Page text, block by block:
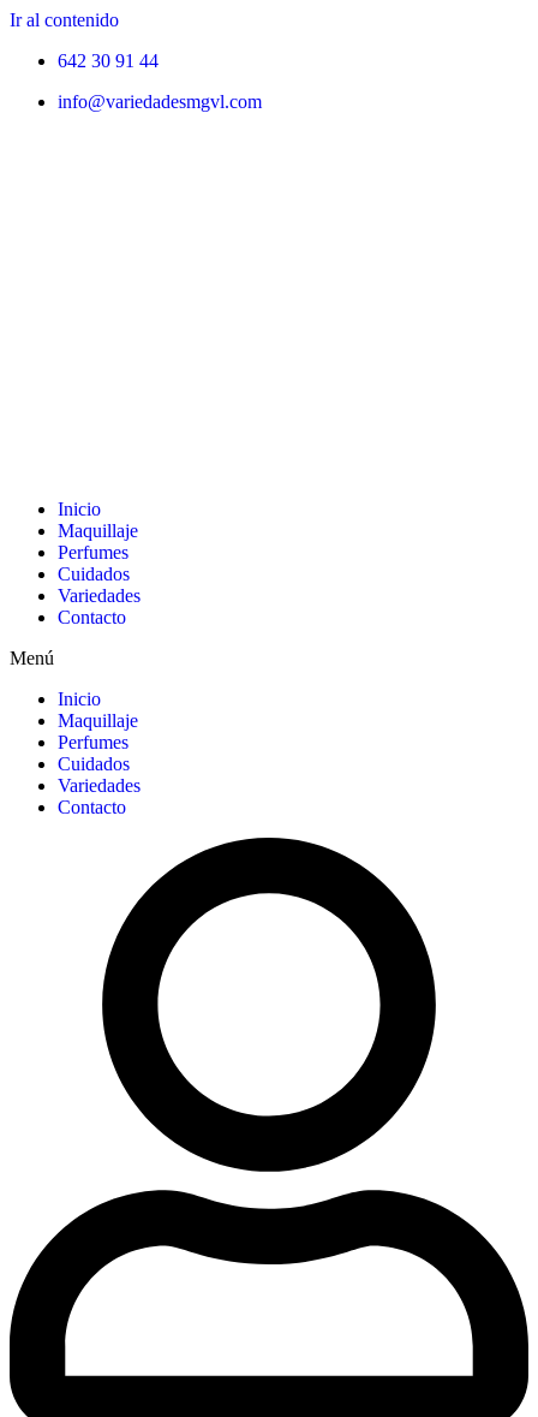
Ir al contenido
642 30 91 44
info@variedadesmgvl.com
Inicio
Maquillaje
Perfumes
Cuidados
Variedades
Contacto
Menú
Inicio
Maquillaje
Perfumes
Cuidados
Variedades
Contacto